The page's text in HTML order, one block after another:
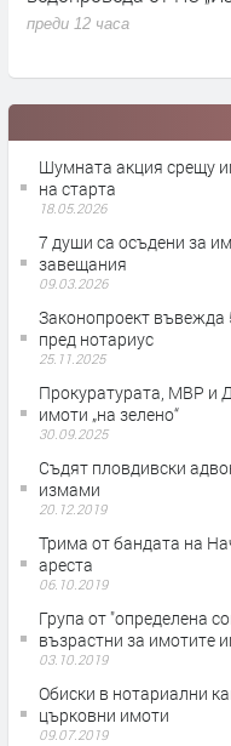
преди 12 часа
Шумната акция срещу
на старта
18.05.2026
7 души са осъдени за
завещания
09.03.2026
Законопроект въвежда
пред нотариус
25.11.2025
Прокуратурата, МВР и
имоти „на зелено“
30.09.2025
Съдят пловдивски
измами
20.12.2019
Трима от бандата на
ареста
06.10.2019
Група от "определена
възрастни за имотите
03.10.2019
Обиски в нотариални
църковни имоти
09.07.2019